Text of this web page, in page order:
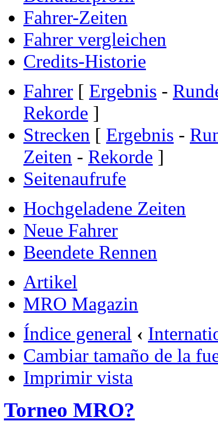
Fahrer-Zeiten
Fahrer vergleichen
Credits-Historie
Fahrer [ Ergebnis -
Rekorde ]
Strecken [ Ergebnis -
Zeiten - Rekorde ]
Seitenaufrufe
Hochgeladene Zeiten
Neue Fahrer
Beendete Rennen
Artikel
MRO Magazin
Índice general ‹
Cambiar tamaño de la
Imprimir vista
Torneo MRO?